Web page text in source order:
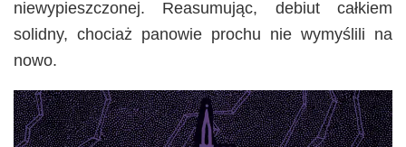
niewypieszczonej. Reasumując, debiut całkiem
solidny, chociaż panowie prochu nie wymyślili na
nowo.